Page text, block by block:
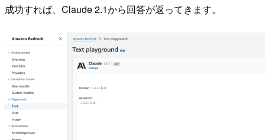
成功すれば、Claude 2.1から回答が返ってきます。